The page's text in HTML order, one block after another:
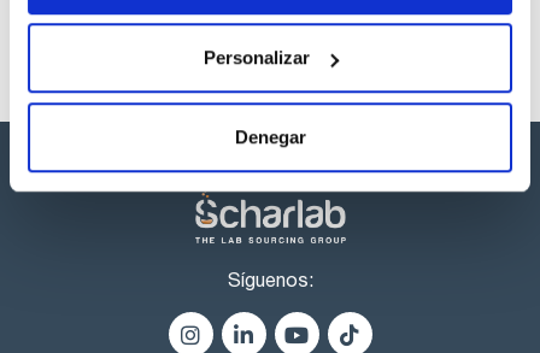
Personalizar
Denegar
Síguenos: